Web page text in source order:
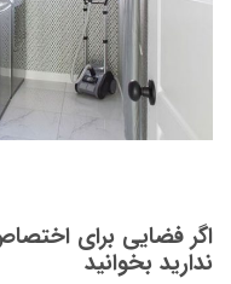
اگر فضایی برای
ندارید بخوانید